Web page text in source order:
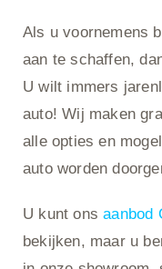
Als u voornemens
aan te schaffen,
U wilt immers
auto! Wij maken
alle opties en
auto worden
U kunt onsaanbod
bekijken, maar u